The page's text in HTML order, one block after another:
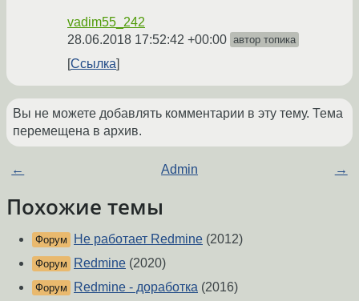
vadim55_242
28.06.2018 17:52:42 +00:00 автор топика
Ссылка
Вы не можете добавлять комментарии в эту тему. Тема
перемещена в архив.
← Admin →
Похожие темы
Форум Не работает Redmine (2012)
Форум Redmine (2020)
Форум Redmine - доработка (2016)